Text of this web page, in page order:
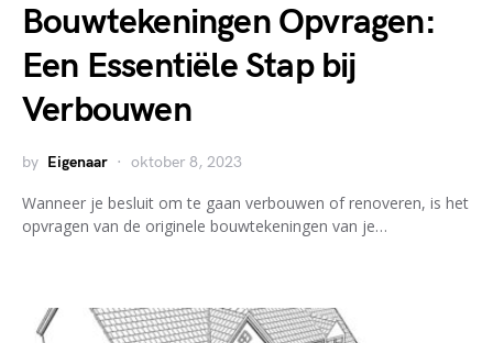
Bouwtekeningen Opvragen:
Een Essentiële Stap bij
Verbouwen
by Eigenaar oktober 8, 2023
Wanneer je besluit om te gaan verbouwen of renoveren, is het
opvragen van de originele bouwtekeningen van je…